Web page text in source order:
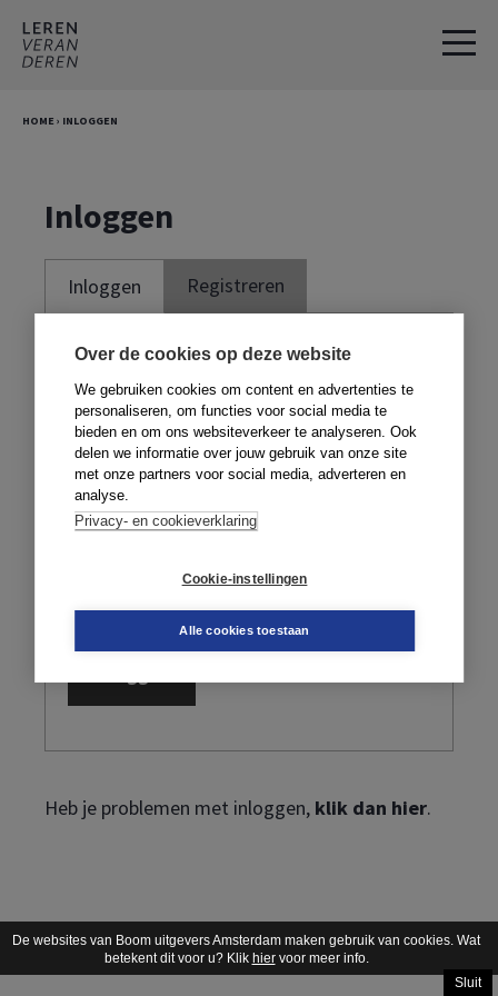
De websites van Boom uitgevers Amsterdam maken gebruik van cookies. Wat
betekent dit voor u? Klik hiervoor meer info.
Sluit
Over de cookies op deze website
We gebruiken cookies om content en advertenties te
personaliseren, om functies voor social media te
bieden en om ons websiteverkeer te analyseren. Ook
delen we informatie over jouw gebruik van onze site
met onze partners voor social media, adverteren en
analyse.
Privacy- en cookieverklaring
Cookie-instellingen
Alle cookies toestaan
naar
naar
HOME› INLOGGEN
Inloggen
Inloggen Registreren
Je moet ingelogd zijn om deze website te
kunnen gebruiken. Om te kunnen inloggen,
moet je je registreren met de code voor in
je boek. Heb je geen boek, klik dan hier.
Ik ben mijn wachtwoord vergeten
Heb je problemen met inloggen, klik dan hier.